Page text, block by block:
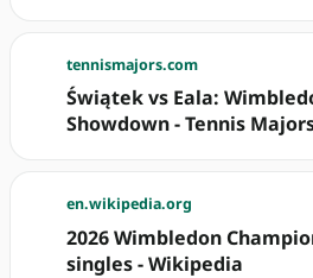
tennismajors.com
Świątek vs Eala:
Showdown - Tennis
en.wikipedia.org
2026 Wimbledon
singles - Wikipedia